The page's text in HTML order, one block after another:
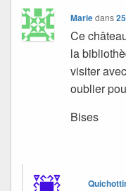
Mariedans
Ce
la
visiter
oublier
Bises